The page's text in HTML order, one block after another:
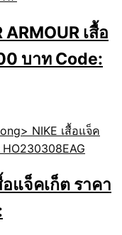
เสื้อ
บาท Code:
อแจ็คเก็ต ราคา